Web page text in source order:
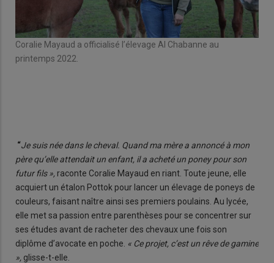
Coralie Mayaud a officialisé l’élevage Al Chabanne au
printemps 2022.
“Je suis née dans le cheval. Quand ma mère a annoncé à mon
père qu’elle attendait un enfant, il a acheté un poney pour son
futur fils », raconte Coralie Mayaud en riant. Toute jeune, elle
acquiert un étalon Pottok pour lancer un éle­vage de poneys de
couleurs, faisant naître ainsi ses premiers poulains. Au lycée,
elle met sa passion entre parenthèses pour se concentrer sur
ses études avant de racheter des chevaux une fois son
diplôme d’avocate en poche. « Ce projet, c’est un rêve de gamine
», glisse-t-elle.